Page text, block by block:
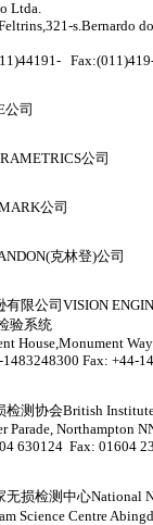
Ltda.
s.Bernardo
公司
公司
公司
克林登)公司
有限公司 VISION
验系统
House,Monument
1483248300 Fax: +44-
检测协会British
Parade, Northampton
630124 Fax: 01604
无损检测中心National
Science Centre